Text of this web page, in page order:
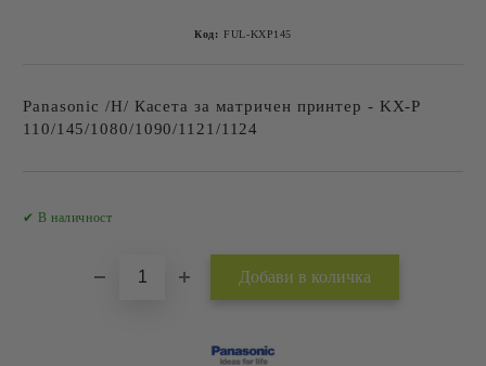
Код: FUL-KXP145
Panasonic /Н/ Касета за матричен принтер - KX-P
110/145/1080/1090/1121/1124
✔ В наличност